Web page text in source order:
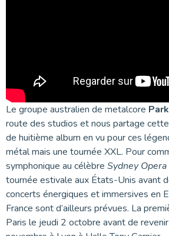
Le groupe australien de metalcore
route des studios et nous partage
de huitième album en vu pour ces
métal mais une tournée XXL. Pour
symphonique au célèbre Sydney
tournée estivale aux États-Unis avant
concerts énergiques et immersives en
France sont d’ailleurs prévues. La
Paris le jeudi 2 octobre avant de